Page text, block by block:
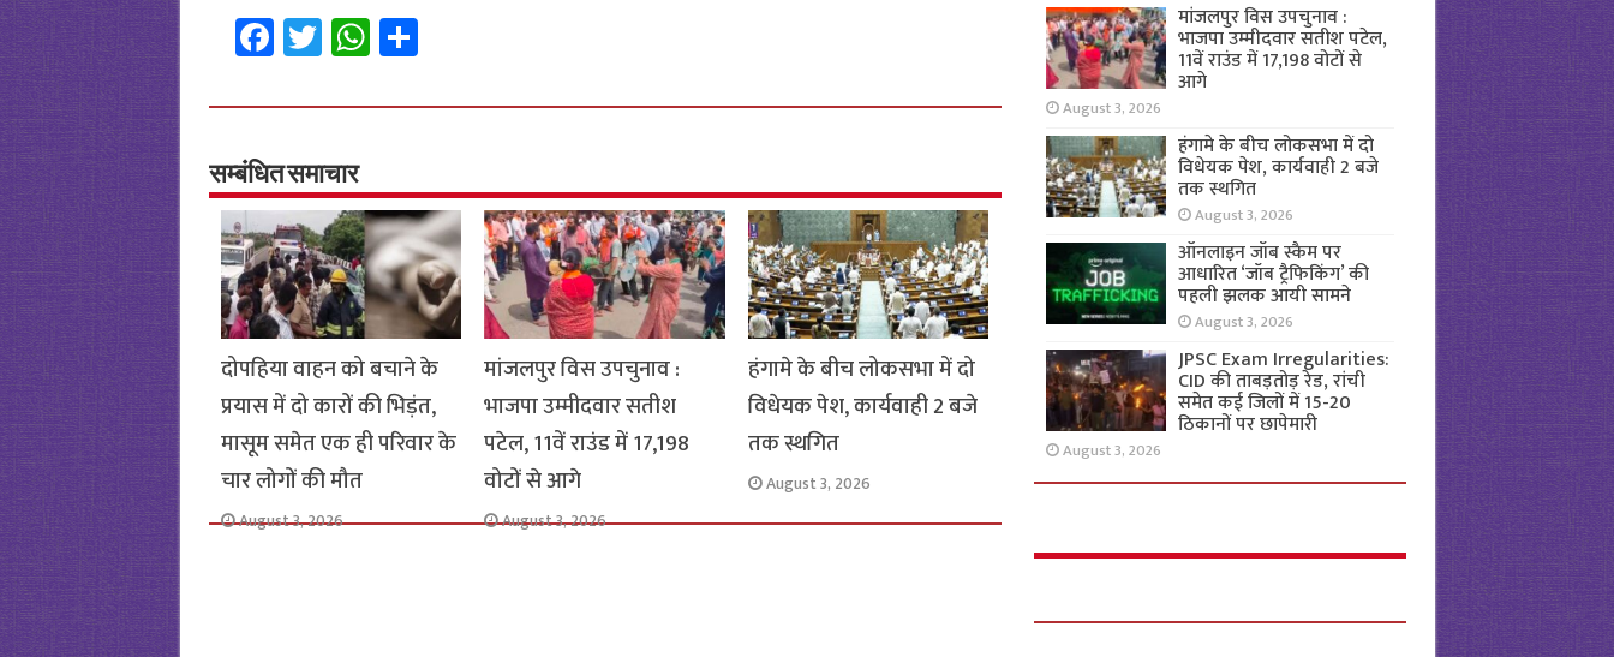
Fa
ce
b
o
o
k
T
wi
tt
er
W
h
at
p
p
S
h
ar
सम्बंधित समाचार
दोपहिया वाहन को बचाने के
प्रयास में दो कारों की भिड़ंत,
मासूम समेत एक ही परिवार के
चार लोगों की मौत
August 3, 2026
मांजलपुर विस उपचुनाव :
भाजपा उम्मीदवार सतीश
पटेल, 11वें राउंड में 17,198
वोटों से आगे
August 3, 2026
हंगामे के बीच लोकसभा में दो
विधेयक पेश, कार्यवाही 2 बजे
तक स्थगित
August 3, 2026
मांजलपुर विस उपचुनाव :
भाजपा उम्मीदवार सतीश पटेल,
11वें राउंड में 17,198 वोटों से
आगे
August 3, 2026
हंगामे के बीच लोकसभा में दो
विधेयक पेश, कार्यवाही 2 बजे
तक स्थगित
August 3, 2026
ऑनलाइन जॉब स्कैम पर
आधारित ‘जॉब ट्रैफिकिंग’ की
पहली झलक आयी सामने
August 3, 2026
JPSC Exam Irregularities:
CID की ताबड़तोड़ रेड, रांची
समेत कई जिलों में 15-20
ठिकानों पर छापेमारी
August 3, 2026